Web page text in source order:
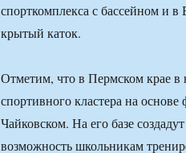
спорткомплекса с бассейном и в
крытый каток.
Отметим, что в Пермском крае в
спортивного кластера на
Чайковском. На его базе
возможность школьникам